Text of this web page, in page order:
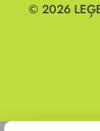
© 2026